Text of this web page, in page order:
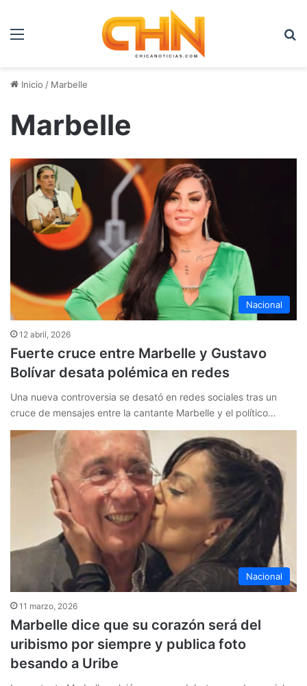
Menú
Inicio / Marbelle
Marbelle
Nacional
12 abril, 2026
Fuerte cruce entre Marbelle y Gustavo
Bolívar desata polémica en redes
Una nueva controversia se desató en redes sociales tras un
cruce de mensajes entre la cantante Marbelle y el político…
Nacional
11 marzo, 2026
Marbelle dice que su corazón será del
uribismo por siempre y publica foto
besando a Uribe